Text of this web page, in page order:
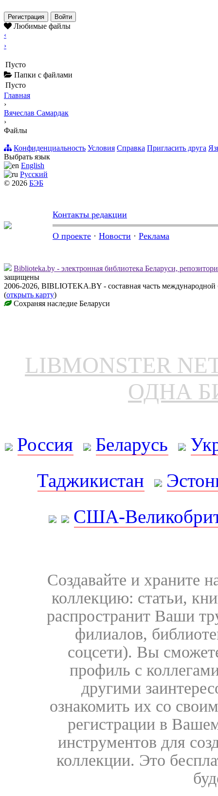
Регистрация Войти
Любимые файлы
‹
›
Пусто
Папки с файлами
Пусто
Главная
›
Вячеслав Самардак
›
Файлы
Конфиденциальность Условия Справка Пригласить друга
Выбрать язык
English
Русский
© 2026 БЭБ
Контакты редакции
О проекте · Новости · Реклама
Biblioteka.by - электронная библиотека Беларуси,
защищены
2006-2026, BIBLIOTEKA.BY - составная часть
(открыть карту)
Сохраняя наследие Беларуси
LIBMONSTER
ОДНА
Россия Беларусь
Таджикистан
США-
Создавайте и храните
коллекцию: статьи,
распространит Ваши
филиалов,
соцсети). Вы
профиль с
другими
ознакомить их со
регистрации в
инструментов для
коллекции. Это